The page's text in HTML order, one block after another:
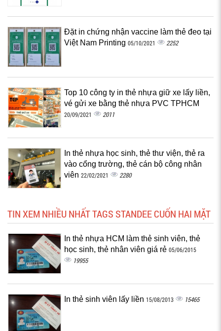
Đặt in chứng nhận vaccine làm thẻ đeo tại
Việt Nam Printing 05/10/2021 2252
Top 10 công ty in thẻ nhựa giữ xe lấy liền,
vé gửi xe bằng thẻ nhựa PVC TPHCM
20/09/2021 2011
In thẻ nhựa học sinh, thẻ thư viện, thẻ ra
vào cổng trường, thẻ cán bộ công nhân
viên 22/02/2021 2280
TIN XEM NHIỀU NHẤT TAGS STANDEE CUỐN HAI MẶT
In thẻ nhựa HCM làm thẻ sinh viên, thẻ
học sinh, thẻ nhân viên giá rẻ 05/06/2015
19955
In thẻ sinh viên lấy liền 15/08/2013 15465